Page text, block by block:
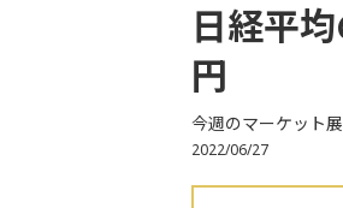
日経平
円
今週のマーケット
2022/06/27